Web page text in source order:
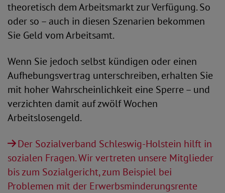
theoretisch dem Arbeitsmarkt zur Verfügung. So
oder so – auch in diesen Szenarien bekommen
Sie Geld vom Arbeitsamt.
Wenn Sie jedoch selbst kündigen oder einen
Aufhebungsvertrag unterschreiben, erhalten Sie
mit hoher Wahrscheinlichkeit eine Sperre – und
verzichten damit auf zwölf Wochen
Arbeitslosengeld.
Der Sozialverband Schleswig-Holstein hilft in
sozialen Fragen. Wir vertreten unsere Mitglieder
bis zum Sozialgericht, zum Beispiel bei
Problemen mit der Erwerbsminderungsrente